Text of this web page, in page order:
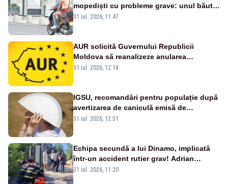
mopediști cu probleme grave: unul băut,
altul fără permis
31 iul. 2026, 11:47
AUR solicită Guvernului Republicii
Moldova să reanalizeze anularea
concertului de Ziua Limbii Române
31 iul. 2026, 12:18
IGSU, recomandări pentru populație după
avertizarea de caniculă emisă de
meteorologi
31 iul. 2026, 12:51
Echipa secundă a lui Dinamo, implicată
într-un accident rutier grav! Adrian
Ropotan a fost resuscitat
31 iul. 2026, 11:20